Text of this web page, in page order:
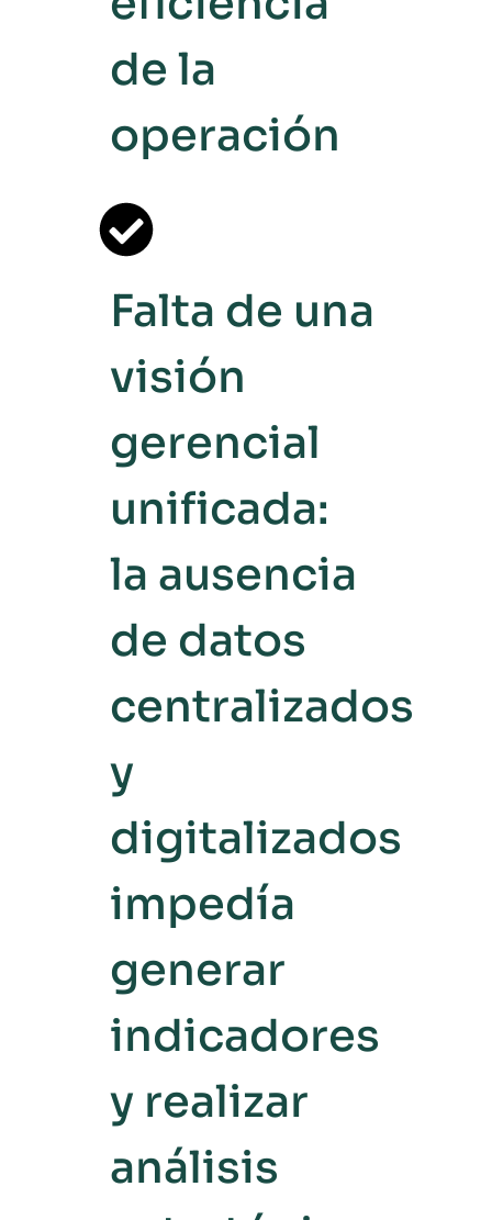
de la
operación
Falta de una
visión
gerencial
unificada:
la ausencia
de datos
centralizados
y
digitalizados
impedía
generar
indicadores
y realizar
análisis